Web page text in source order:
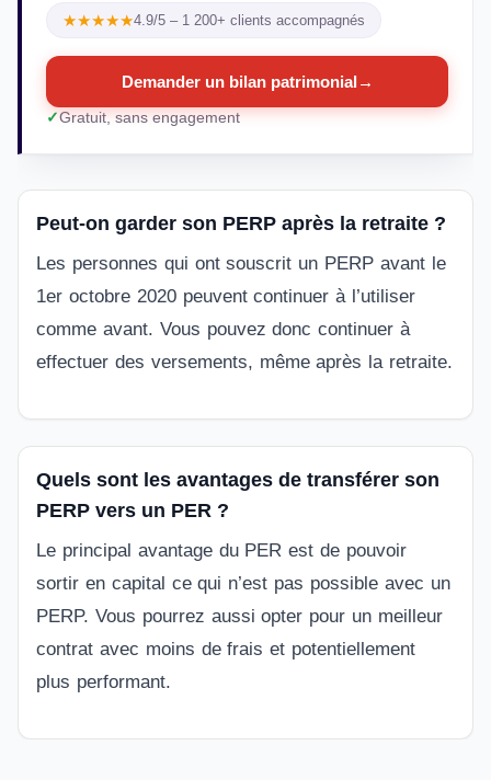
★★★★★4.9/5 – 1 200+ clients accompagnés
Demander un bilan patrimonial →
Gratuit, sans engagement
Peut-on garder son PERP après la retraite ?
Les personnes qui ont souscrit un PERP avant le
1er octobre 2020 peuvent continuer à l’utiliser
comme avant. Vous pouvez donc continuer à
effectuer des versements, même après la retraite.
Quels sont les avantages de transférer son
PERP vers un PER ?
Le principal avantage du PER est de pouvoir
sortir en capital ce qui n’est pas possible avec un
PERP. Vous pourrez aussi opter pour un meilleur
contrat avec moins de frais et potentiellement
plus performant.